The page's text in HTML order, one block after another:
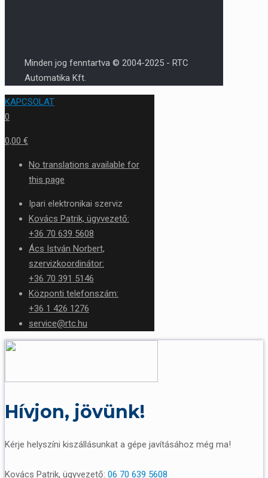
Minden jog fenntartva © 2004-2025 - RTC
Automatika Kft.
KAPCSOLAT
0
0,00 €
No translations available for
this page
Ipari elektronikai szerviz
Kovács Patrik, ügyvezető:
+36 70 639 5608
Ács István Norbert,
szervizkoordinátor:
+36 70 391 5146
Központi telefonszám:
+36 1 426 1276
service@rtc.hu
Hívjon, jövünk!
Kérje helyszíni kiszállásunkat a gépe javításához még ma!
Kovács Patrik, ügyvezető: 06 70 639 5608